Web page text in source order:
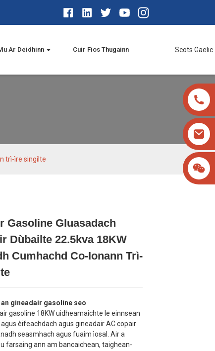
Ar Deidhinn Cuir Fios Thugainn Scots Gaelic
trì-ìre singilte
Loading...
Loading...
Gasoline Gluasadach
Dùbailte 22.5kva 18KW
Cumhachd Co-Ionann Trì-
an gineadair gasoline seo
gasoline 18KW uidheamaichte le einnsean
èifeachdach agus gineadair AC copair
seasmhach agus fuaim ìosal. Air a
farsaing ann am bancaichean, taighean-